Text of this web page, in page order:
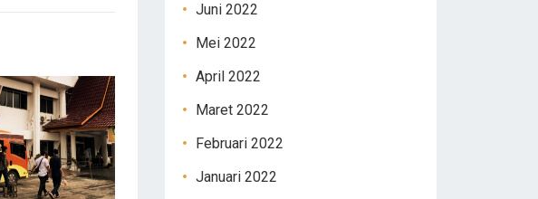
Juni 2022
Mei 2022
April 2022
Maret 2022
Februari 2022
Januari 2022